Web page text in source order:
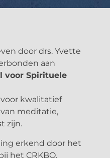
door drs. Yvette
aan
voor Spirituele
kwalitatief
meditatie,
zijn.
erkend door het
het CRKBO.